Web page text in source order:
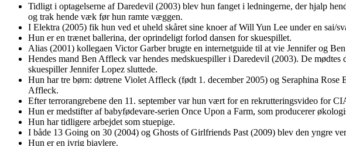
Tidligt i optagelserne af Daredevil (2003) blev hun fanget i ledningerne, der hjalp
og trak hende væk før hun ramte væggen.
I Elektra (2005) fik hun ved et uheld skåret sine knoer af Will Yun Lee under en sai/
Hun er en trænet ballerina, der oprindeligt forlod dansen for skuespillet.
Alias (2001) kollegaen Victor Garber brugte en internetguide til at vie Jennifer og
Hendes mand Ben Affleck var hendes medskuespiller i Daredevil (2003). De
skuespiller Jennifer Lopez sluttede.
Hun har tre børn: døtrene Violet Affleck (født 1. december 2005) og Seraphina
Affleck.
Efter terrorangrebene den 11. september var hun vært for en rekrutteringsvideo for
Hun er medstifter af babyfødevare-serien Once Upon a Farm, som producerer
Hun har tidligere arbejdet som stuepige.
I både 13 Going on 30 (2004) og Ghosts of Girlfriends Past (2009) blev den yngre
Hun er en ivrig biavlere.